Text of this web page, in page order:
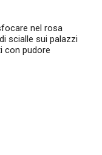
nel rosa
scialle sui palazzi
con pudore